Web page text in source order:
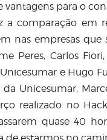
para o
a comparação em
nas empresas
Peres, Carlos
e Hugo
Unicesumar,
realizado no
quase 40